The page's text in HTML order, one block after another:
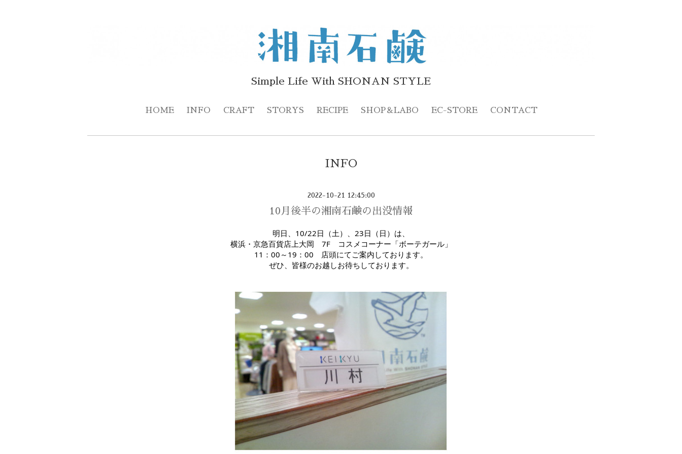
Simple Life With SHONAN STYLE
HOME INFO CRAFT STORYS RECIPE SHOP＆LABO EC-STORE CONTACT
INFO
2022-10-21 12:45:00
10月後半の湘南石鹸の出没情報
明日、10/22日（土）、23日（日）は、
横浜・京急百貨店上大岡　7F　コスメコーナー「ボーテガール」
11：00～19：00　店頭にてご案内しております。
ぜひ、皆様のお越しお待ちしております。